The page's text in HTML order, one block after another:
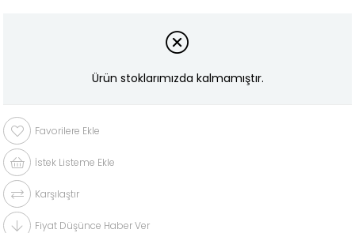
Ürün stoklarımızda kalmamıştır.
Favorilere Ekle
İstek Listeme Ekle
Karşılaştır
Fiyat Düşünce Haber Ver